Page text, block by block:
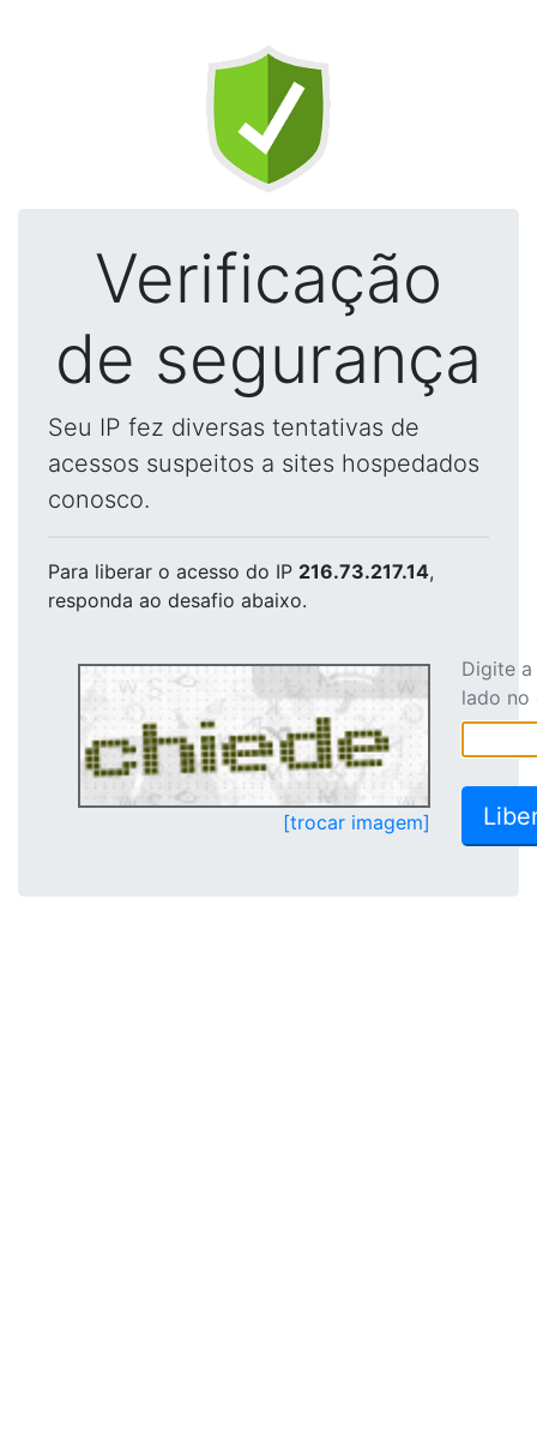
Verificação
de segurança
Seu IP fez diversas tentativas de
acessos suspeitos a sites hospedados
conosco.
Para liberar o acesso do IP 216.73.217.14,
responda ao desafio abaixo.
[trocar imagem]
Digite
lado no